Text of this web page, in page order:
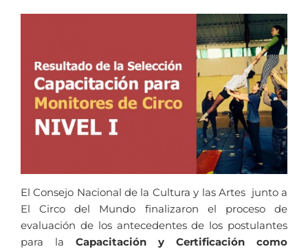
El Consejo Nacional de la Cultura y las Artes junto a
El Circo del Mundo finalizaron el proceso de
evaluación de los antecedentes de los postulantes
para la Capacitación y Certificación como